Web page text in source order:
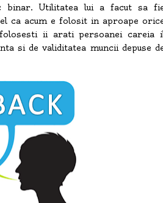
binar. Utilitatea lui a facut sa
ca acum e folosit in aproape
ii arati persoanei careia
si de validitatea muncii depuse